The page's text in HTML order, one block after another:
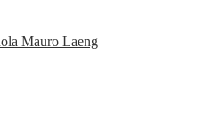
Mauro Laeng